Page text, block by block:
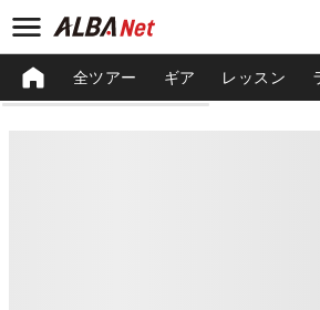
全ツアー ギア レッスン